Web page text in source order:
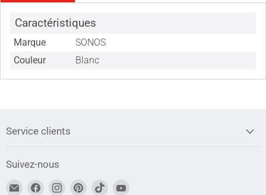
Caractéristiques
Marque
SONOS
Couleur
Blanc
Service clients
Suivez-nous
Trouvez-Trouvez-Trouvez-Trouvez-Trouvez-